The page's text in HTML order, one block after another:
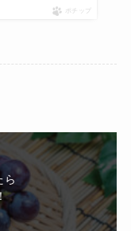
ポチップ
ら